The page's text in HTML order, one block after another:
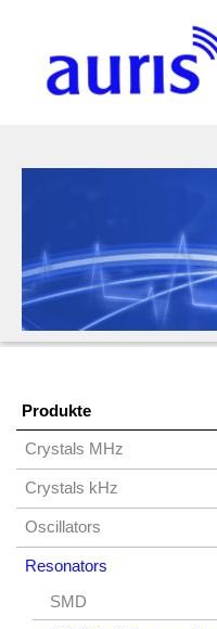
Produkte
Crystals MHz
Crystals kHz
Oscillators
Resonators
SMD